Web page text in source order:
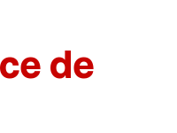
de